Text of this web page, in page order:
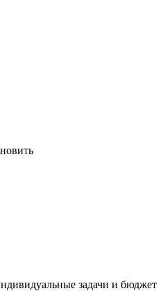
задачи и бюджет